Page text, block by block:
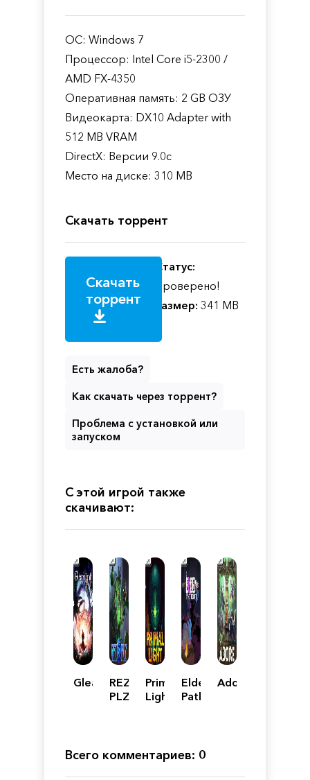
ОС: Windows 7
Процессор: Intel Core i5-2300 /
AMD FX-4350
Оперативная память: 2 GB ОЗУ
Видеокарта: DX10 Adapter with
512 MB VRAM
DirectX: Версии 9.0c
Место на диске: 310 MB
Скачать торрент
Скачать
торрент
Статус:
Проверено!
Размер: 341 MB
Есть жалоба?
Как скачать через торрент?
Проблема с установкой или
запуском
С этой игрой также
скачивают:
Gleamlight
REZ
PLZ
Primal
Light
Elden:
Path
Adore
Всего комментариев: 0